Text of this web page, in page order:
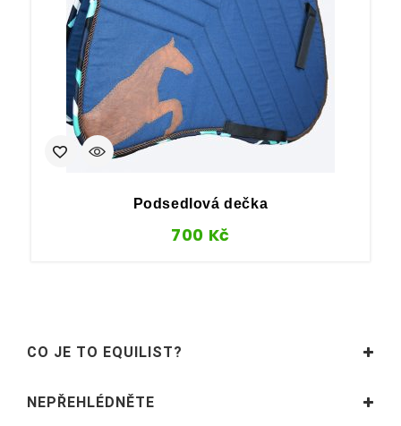
Podsedlová dečka
700 Kč
CO JE TO EQUILIST?
NEPŘEHLÉDNĚTE